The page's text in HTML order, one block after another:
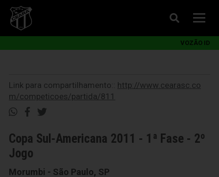
VOZÃO ID
Link para compartilhamento:: http://www.cearasc.co
m/competicoes/partida/811
Copa Sul-Americana 2011 - 1ª Fase - 2º
Jogo
Morumbi - São Paulo, SP